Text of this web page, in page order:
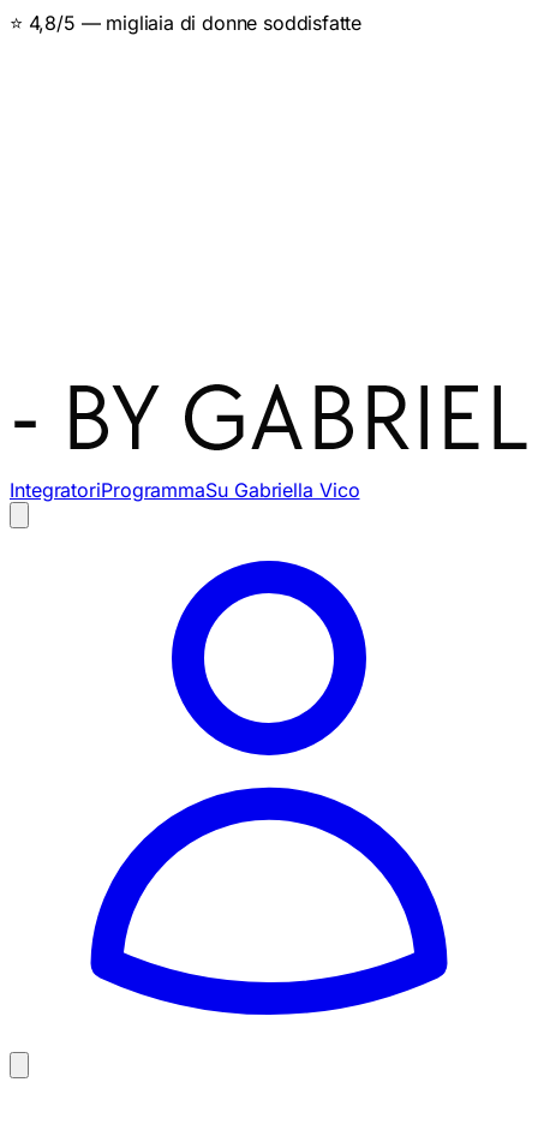
👩‍🔬 Specialista del metabolismo femminile
IntegratoriProgrammaSu Gabriella Vico